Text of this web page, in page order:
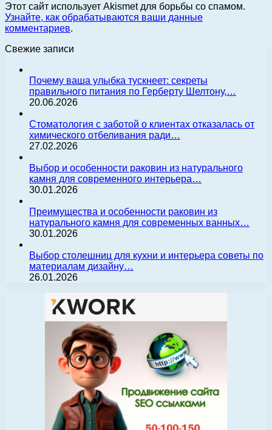
Этот сайт использует Akismet для борьбы со спамом.
Узнайте, как обрабатываются ваши данные
комментариев.
Свежие записи
Почему ваша улыбка тускнеет: секреты
правильного питания по Герберту Шелтону,…
20.06.2026
Стоматология с заботой о клиентах отказалась от
химического отбеливания ради…
27.02.2026
Выбор и особенности раковин из натурального
камня для современного интерьера…
30.01.2026
Преимущества и особенности раковин из
натурального камня для современных ванных…
30.01.2026
Выбор столешниц для кухни и интерьера советы по
материалам дизайну…
26.01.2026